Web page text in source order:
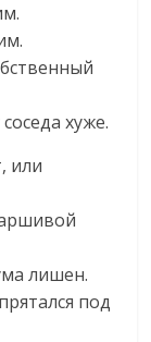
хуже.
или
лишен.
под